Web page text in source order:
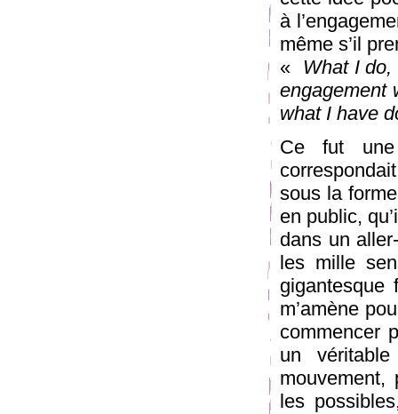
à
même s’il
«
What I
engagement
what I have
Ce fut
sous la
en public,
dans un
les mille
m’amène
commencer
un véritable
les